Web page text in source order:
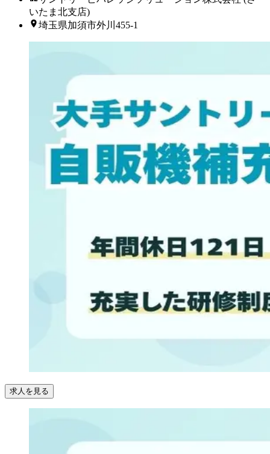
いたま北支店)
埼玉県加須市外川455-1
求人を見る